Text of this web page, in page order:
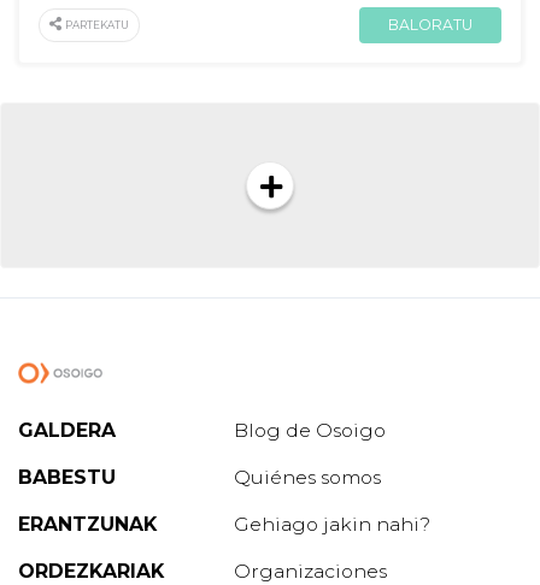
PARTEKATU BALORATU
GALDERA
BABESTU
ERANTZUNAK
ORDEZKARIAK
Blog de Osoigo
Quiénes somos
Gehiago jakin nahi?
Organizaciones